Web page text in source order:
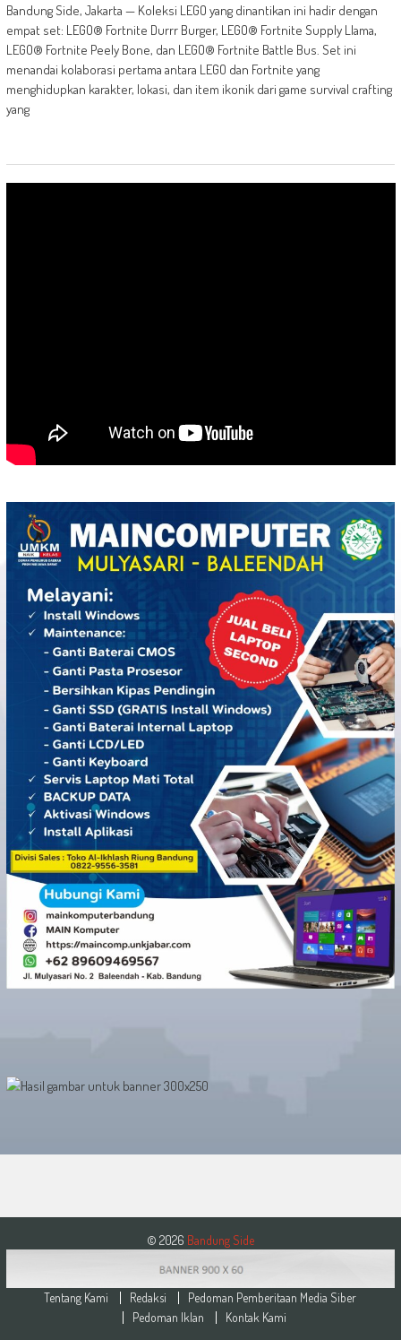
Bandung Side, Jakarta — Koleksi LEGO yang dinantikan ini hadir dengan
empat set: LEGO® Fortnite Durrr Burger, LEGO® Fortnite Supply Llama,
LEGO® Fortnite Peely Bone, dan LEGO® Fortnite Battle Bus. Set ini
menandai kolaborasi pertama antara LEGO dan Fortnite yang
menghidupkan karakter, lokasi, dan item ikonik dari game survival crafting
yang
© 2026 Bandung Side
Tentang Kami Redaksi
Pedoman Pemberitaan Media Siber
Pedoman Iklan
Kontak Kami